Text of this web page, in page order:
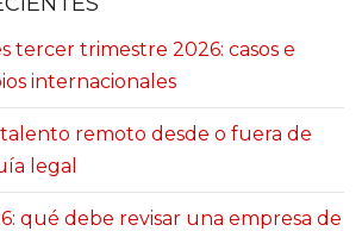
tercer trimestre 2026: casos e
internacionales
remoto desde o fuera de
legal
qué debe revisar una empresa de